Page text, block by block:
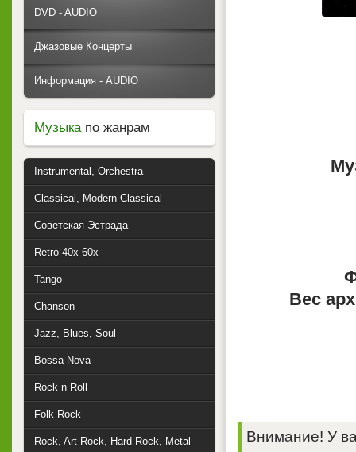
Вес
Внимание! У
DVD - AUDIO
Джазовые Концерты
Информация - AUDIO
Музыкапо жанрам
Instrumental, Orchestra
Classical, Modern Classical
Советская Эстрада
Retro 40x-60x
Tango
Chanson
Jazz, Blues, Soul
Bossa Nova
Rock-n-Roll
Folk-Rock
Rock, Art-Rock, Hard-Rock, Metal